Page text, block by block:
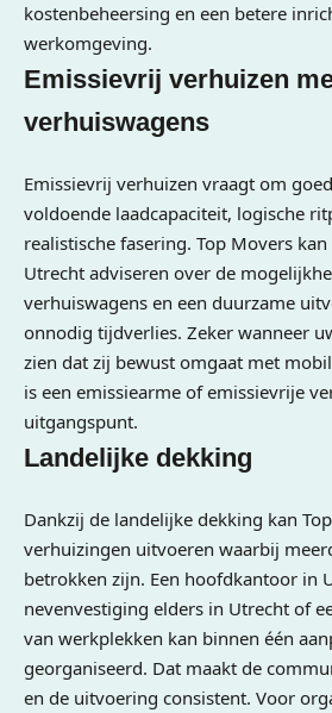
kostenbeheersing en een betere
werkomgeving.
Emissievrij verhuizen
verhuiswagens
Emissievrij verhuizen vraagt om
voldoende laadcapaciteit, logische
realistische fasering. Top Movers
Utrecht adviseren over de
verhuiswagens en een duurzame
onnodig tijdverlies. Zeker wanneer
zien dat zij bewust omgaat met
is een emissiearme of emissievrije
uitgangspunt.
Landelijke dekking
Dankzij de landelijke dekking kan
verhuizingen uitvoeren waarbij
betrokken zijn. Een hoofdkantoor in
nevenvestiging elders in Utrecht of
van werkplekken kan binnen één
georganiseerd. Dat maakt de
en de uitvoering consistent. Voor